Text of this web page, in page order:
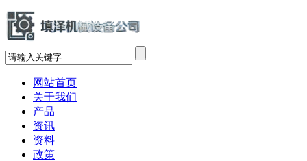
网站首页
关于我们
产品
资讯
资料
政策